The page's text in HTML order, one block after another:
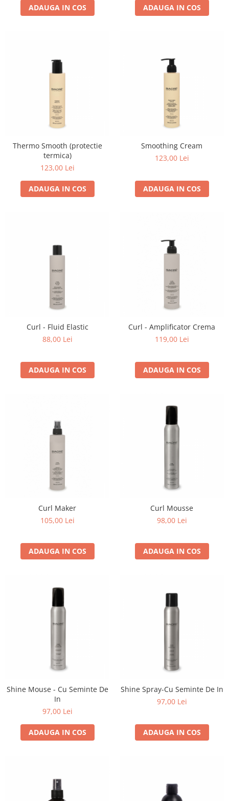
ADAUGA IN COS ADAUGA IN COS
Thermo Smooth (protectie
termica)
123,00 Lei
ADAUGA IN COS
Smoothing Cream
123,00 Lei
ADAUGA IN COS
Curl - Fluid Elastic
88,00 Lei
ADAUGA IN COS
Curl - Amplificator Crema
119,00 Lei
ADAUGA IN COS
Curl Maker
105,00 Lei
ADAUGA IN COS
Curl Mousse
98,00 Lei
ADAUGA IN COS
Shine Mouse - Cu Seminte De
In
97,00 Lei
ADAUGA IN COS
Shine Spray-Cu Seminte De In
97,00 Lei
ADAUGA IN COS